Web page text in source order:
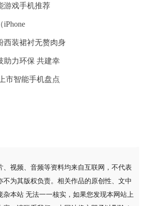
游戏手机推荐
iPhone
西装裙衬无赘肉身
助力环保 共建幸
市智能手机盘点
、视频、音频等资料均来自互联网，不代表
不为其版权负责。相关作品的原创性、文中
杂本站 无法一一核实，如果您发现本网站上